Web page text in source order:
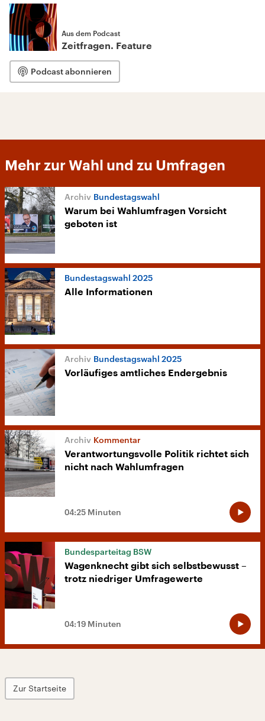
Aus dem Podcast
Zeitfragen. Feature
Podcast abonnieren
Mehr zur Wahl und zu Umfragen
Bundestagswahl
Warum bei Wahlumfragen Vorsicht
geboten ist
Bundestagswahl 2025
Alle Informationen
Bundestagswahl 2025
Vorläufiges amtliches Endergebnis
Kommentar
Verantwortungsvolle Politik richtet sich
nicht nach Wahlumfragen
04:25 Minuten
Bundesparteitag BSW
Wagenknecht gibt sich selbstbewusst –
trotz niedriger Umfragewerte
04:19 Minuten
Zur Startseite